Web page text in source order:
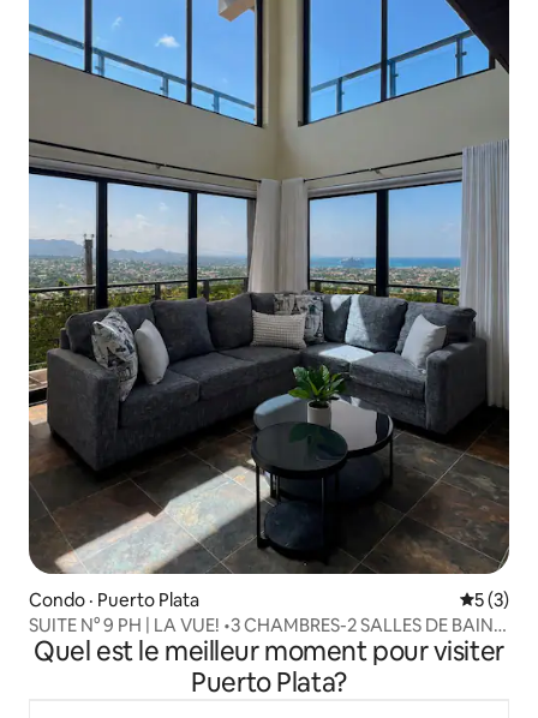
Condo · Puerto Plata Note
5 (3)
SUITE N° 9 PH | LA VUE! •3 CHAMBRES-2 SALLES DE BAIN
@Marbella
Quel est le meilleur moment pour visiter
Puerto Plata?